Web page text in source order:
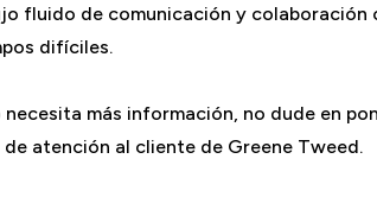
fluido de comunicación y
difíciles.
más información, no dude en
atención al cliente de Greene Tweed.